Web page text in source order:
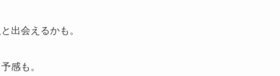
出会えるかも。
感も。